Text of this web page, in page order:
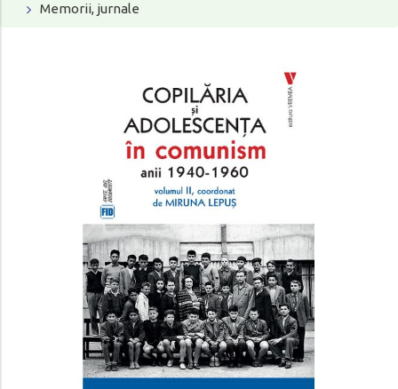
Memorii, jurnale